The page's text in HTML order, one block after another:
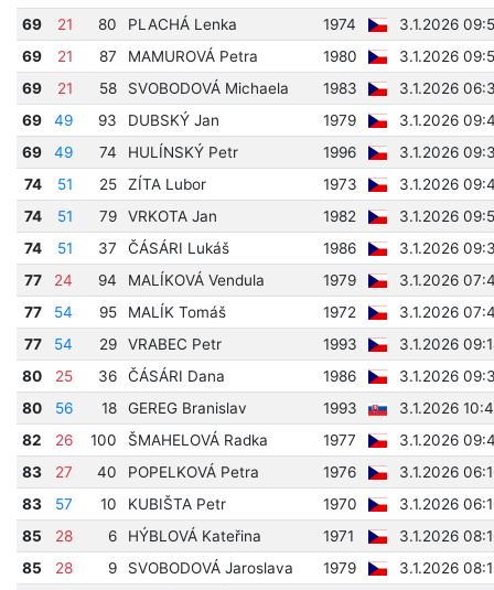
69
21 80 PLACHÁ Lenka 1974
3.1.2026
69
21 87 MAMUROVÁ Petra 1980
3.1.2026
69
21 58 SVOBODOVÁ Michaela 1983
3.1.2026
69
49 93 DUBSKÝ Jan 1979
3.1.2026
69
49 74 HULÍNSKÝ Petr 1996
3.1.2026
74
51 25 ZÍTA Lubor 1973
3.1.2026
74
51 79 VRKOTA Jan 1982
3.1.2026
74
51 37 ČÁSÁRI Lukáš 1986
3.1.2026
77
24 94 MALÍKOVÁ Vendula 1979
3.1.2026
77
54 95 MALÍK Tomáš 1972
3.1.2026
77
54 29 VRABEC Petr 1993
3.1.2026
80
25 36 ČÁSÁRI Dana 1986
3.1.2026
80
56 18 GEREG Branislav 1993
3.1.2026
82
26 100 ŠMAHELOVÁ Radka 1977
3.1.2026
83
27 40 POPELKOVÁ Petra 1976
3.1.2026
83
57 10 KUBIŠTA Petr 1970
3.1.2026
85
28 6 HÝBLOVÁ Kateřina 1971
3.1.2026
85
28 9 SVOBODOVÁ Jaroslava 1979
3.1.2026